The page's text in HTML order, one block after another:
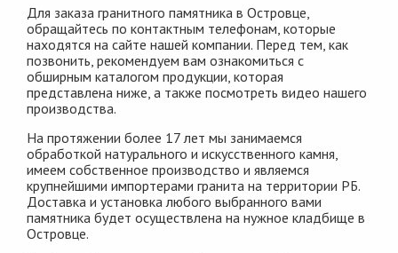
Для заказа гранитного памятника в Островце,
обращайтесь по контактным телефонам, которые
находятся на сайте нашей компании. Перед тем, как
позвонить, рекомендуем вам ознакомиться с
обширным каталогом продукции, которая
представлена ниже, а также посмотреть видео нашего
производства.
На протяжении более 17 лет мы занимаемся
обработкой натурального и искусственного камня,
имеем собственное производство и являемся
крупнейшими импортерами гранита на территории РБ.
Доставка и установка любого выбранного вами
памятника будет осуществлена на нужное кладбище в
Островце.